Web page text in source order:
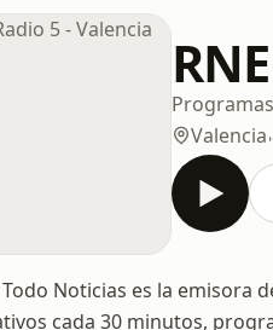
Programas
Valencia
Todo Noticias es la emisora
cada 30 minutos,